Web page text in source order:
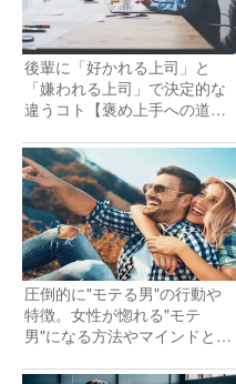
後輩に「好かれる上司」と
「嫌われる上司」で決定的な
違うコト【褒め上手への道
圧倒的に"モテる男"の行動や
特徴。女性が惚れる"モテ
男"になる方法やマインドと